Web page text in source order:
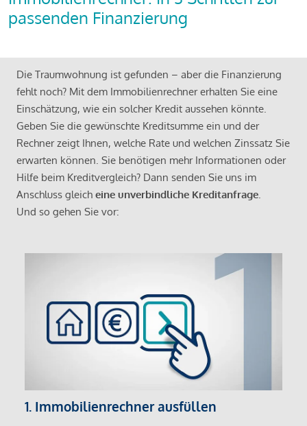
passenden Finanzierung
Die Traumwohnung ist gefunden – aber die Finanzierung
fehlt noch? Mit dem Immobilienrechner erhalten Sie eine
Einschätzung, wie ein solcher Kredit aussehen könnte.
Geben Sie die gewünschte Kreditsumme ein und der
Rechner zeigt Ihnen, welche Rate und welchen Zinssatz Sie
erwarten können. Sie benötigen mehr Informationen oder
Hilfe beim Kreditvergleich? Dann senden Sie uns im
Anschluss gleich eine unverbindliche Kreditanfrage.
Und so gehen Sie vor:
1. Immobilienrechner ausfüllen